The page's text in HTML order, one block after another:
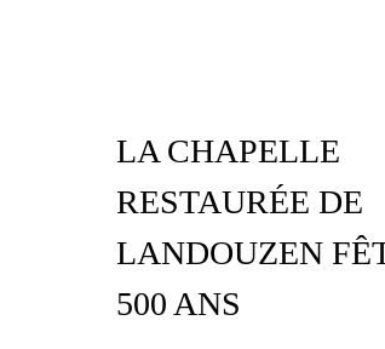
LA CHAPELLE
RESTAURÉE DE
LANDOUZEN
500 ANS